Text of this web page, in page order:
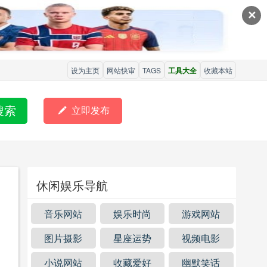
✕
设为主页 网站快审 TAGS 工具大全 收藏本站
索  立即发布
休闲娱乐导航
音乐网站 娱乐时尚
游戏网站
图片摄影
星座运势
视频电影
小说网站
收藏爱好 幽默笑话